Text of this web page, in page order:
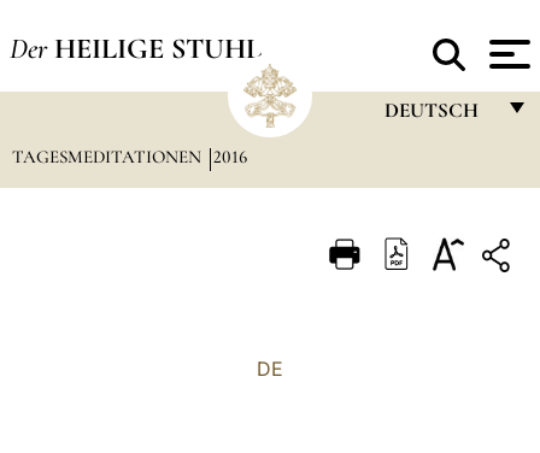
Der HEILIGE STUHL
DEUTSCH
ITALIANO
TAGESMEDITATIONEN 2016
DE